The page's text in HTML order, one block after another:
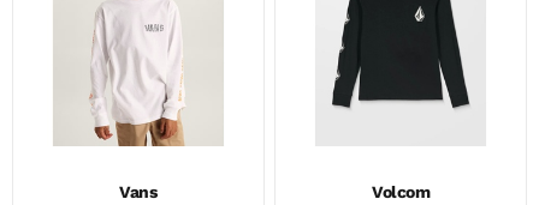
Vans
Volcom